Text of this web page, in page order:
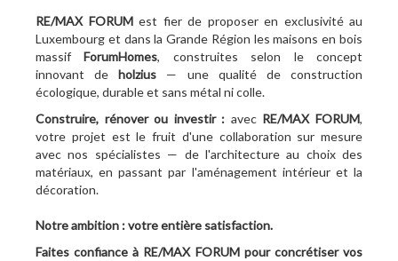
RE/MAX FORUMest fier de proposer en exclusivité au
Luxembourg et dans la Grande Région les maisons en bois
massifForumHomes, construites selon le concept
innovant deholzius — une qualité de construction
écologique, durable et sans métal ni colle.
Construire, rénover ou investir : avec RE/MAX FORUM,
votre projet est le fruit d'une collaboration sur mesure
avec nos spécialistes — de l'architecture au choix des
matériaux, en passant par l'aménagement intérieur et la
décoration.
Notre ambition : votre entière satisfaction.
Faites confiance à RE/MAX FORUM pour concrétiser vos